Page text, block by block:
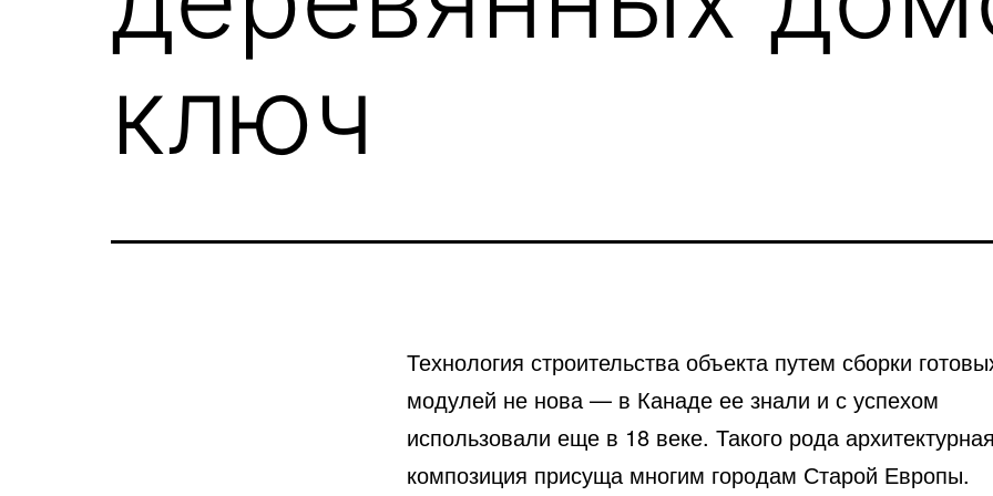
ключ
Технология строительства объекта путем сборки
модулей не нова — в Канаде ее знали и с успехом
использовали еще в 18 веке. Такого рода
композиция присуща многим городам Старой Европы.